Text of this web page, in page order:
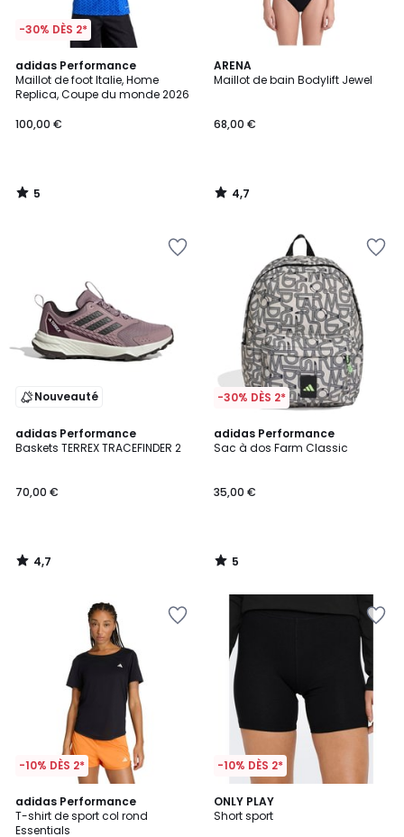
-30% DÈS 2*
adidas Performance
Maillot de foot Italie, Home
Replica, Coupe du monde 2026
100,00 €
5
/
5
5
/
ARENA
Maillot de bain Bodylift Jewel
68,00 €
4,7
/ 5
4,7
/
Nouveauté
adidas Performance
Baskets TERREX TRACEFINDER 2
70,00 €
4,7
/ 5
4,7
/
-30% DÈS 2*
adidas Performance
Sac à dos Farm Classic
35,00 €
5
/
5
/
-10% DÈS 2*
adidas Performance
T-shirt de sport col rond
Essentials
4,7
/ 5
-10% DÈS 2*
ONLY PLAY
Short sport
4,5
/ 5